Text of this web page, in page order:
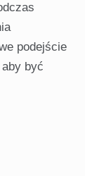
podejście
być